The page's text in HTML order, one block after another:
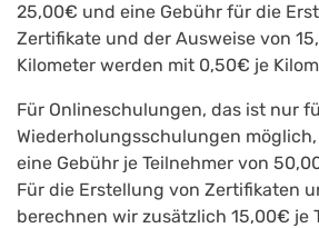
25,00€ und eine Gebühr für die
Zertifikate und der Ausweise von
Kilometer werden mit 0,50€ je
Für Onlineschulungen, das ist nur
Wiederholungsschulungen
eine Gebühr je Teilnehmer von
Für die Erstellung von Zertifikaten
berechnen wir zusätzlich 15,00€ je